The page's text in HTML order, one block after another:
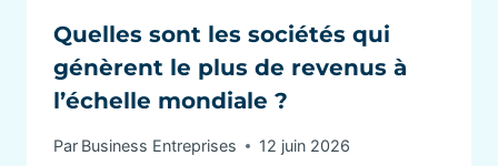
Quelles sont les sociétés qui
génèrent le plus de revenus à
l’échelle mondiale ?
Par Business Entreprises 12 juin 2026